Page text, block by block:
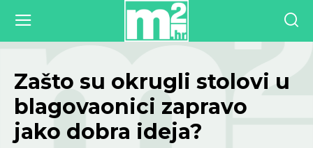
Zašto su okrugli stolovi u
blagovaonici zapravo
jako dobra ideja?